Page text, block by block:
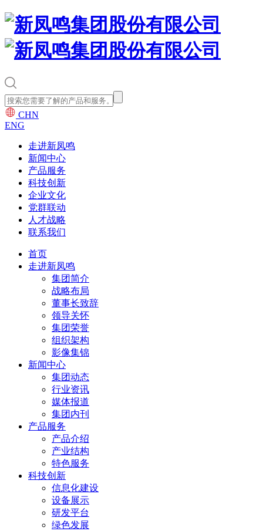
CHN
ENG
走进新凤鸣
新闻中心
产品服务
科技创新
企业文化
党群联动
人才战略
联系我们
首页
走进新凤鸣
集团简介
战略布局
董事长致辞
领导关怀
集团荣誉
组织架构
影像集锦
新闻中心
集团动态
行业资讯
媒体报道
集团内刊
产品服务
产品介绍
产业结构
特色服务
科技创新
信息化建设
设备展示
研发平台
绿色发展